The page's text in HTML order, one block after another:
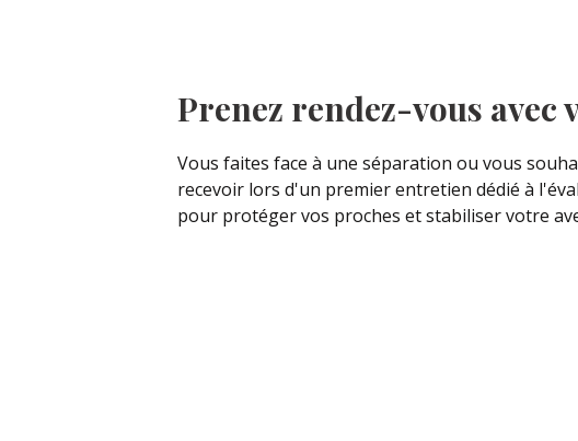
Prenez rendez-vous avec
Vous faites face à une séparation ou vous
recevoir lors d'un premier entretien dédié à
pour protéger vos proches et stabiliser votre